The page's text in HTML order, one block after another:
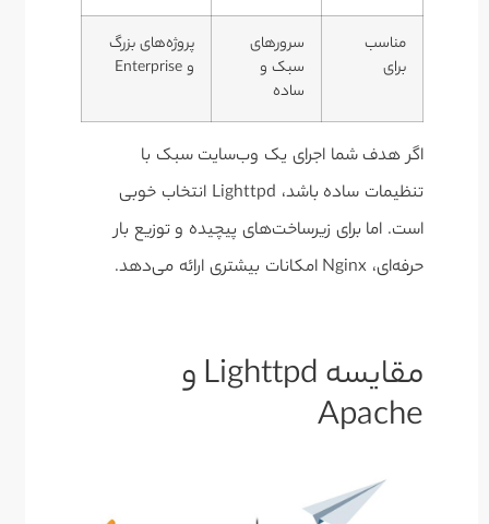
مناسب
برای
سرورهای
سبک و
ساده
پروژه‌های بزرگ
و Enterprise
اگر هدف شما اجرای یک وب‌سایت سبک با
تنظیمات ساده باشد، Lighttpd انتخاب خوبی
است. اما برای زیرساخت‌های پیچیده و توزیع بار
حرفه‌ای، Nginx امکانات بیشتری ارائه می‌دهد.
مقایسه Lighttpd و
Apache